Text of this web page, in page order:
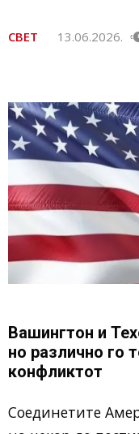
СВЕТ 13.06.2026.
Вашингтон и
но различно го
конфликтот
Соединетите